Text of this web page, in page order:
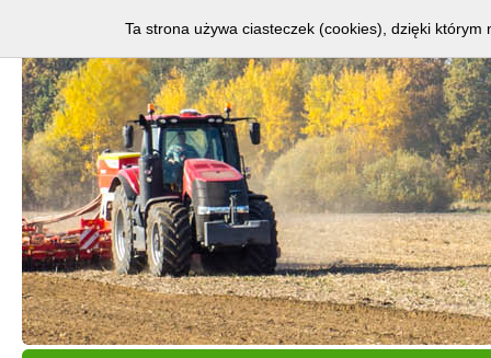
Ta strona używa ciasteczek (cookies), dzięki którym